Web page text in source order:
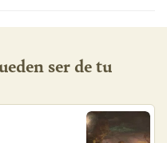
ser de tu